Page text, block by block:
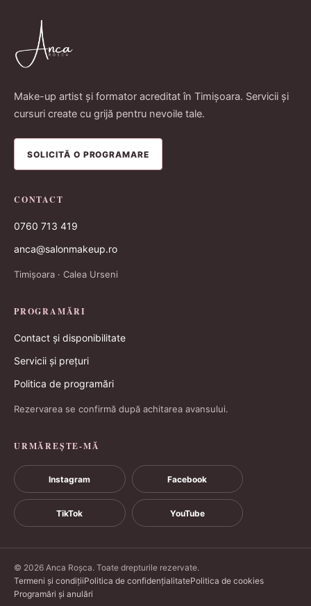
Make-up artist și formator acreditat în Timișoara. Servicii și
cursuri create cu grijă pentru nevoile tale.
SOLICITĂ O PROGRAMARE
CONTACT
0760 713 419
anca@salonmakeup.ro
Timișoara · Calea Urseni
PROGRAMĂRI
Contact și disponibilitate
Servicii și prețuri
Politica de programări
Rezervarea se confirmă după achitarea avansului.
URMĂREȘTE-MĂ
Instagram Facebook
TikTok YouTube
© 2026 Anca Roșca. Toate drepturile rezervate.
Termeni și condițiiPolitica de confidențialitatePolitica de cookies
Programări și anulări